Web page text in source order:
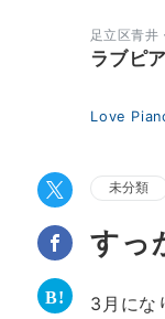
足立区青井
ラブピ
Love
未分類
すっ
3月にな